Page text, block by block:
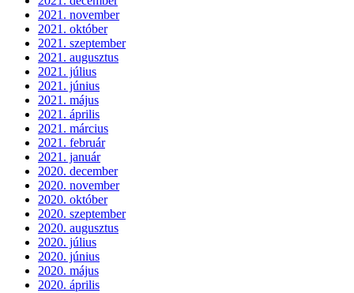
2021. november
2021. október
2021. szeptember
2021. augusztus
2021. július
2021. június
2021. május
2021. április
2021. március
2021. február
2021. január
2020. december
2020. november
2020. október
2020. szeptember
2020. augusztus
2020. július
2020. június
2020. május
2020. április